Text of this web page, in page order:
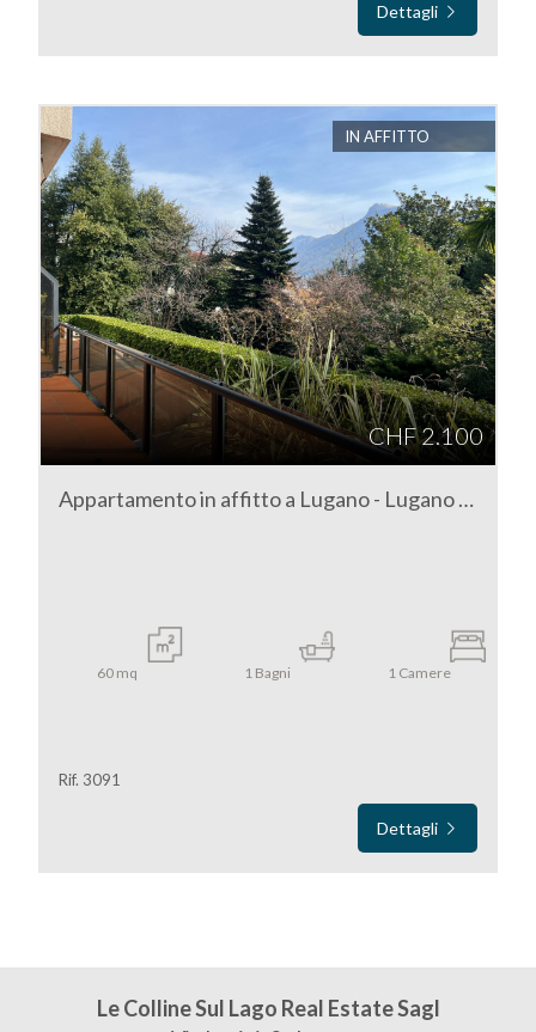
Dettagli
IN AFFITTO
CHF 2.100
Appartamento in affitto a Lugano - Lugano centro
60mq 1 Bagni 1Camere
Rif. 3091
Dettagli
Le Colline Sul Lago Real Estate Sagl
5+
Camere
minime
Qualsiasi
1
2